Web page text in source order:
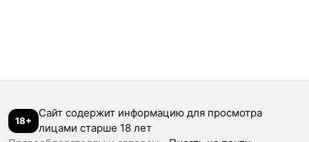
18+
Сайт содержит информацию для просмотра
лицами старше 18 лет